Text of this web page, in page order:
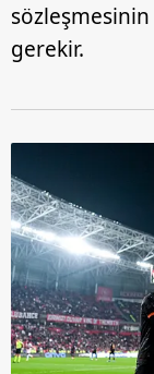
gerekir.